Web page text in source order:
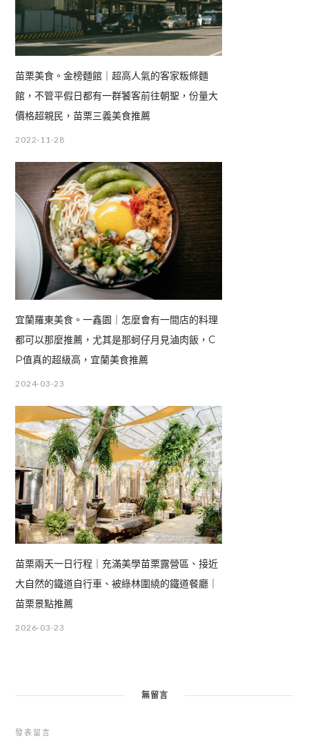
苗栗美食。金榜麵館｜超高人氣的客家粄條麵
館，不管平假日都有一群饕客前往朝聖，份量大
價格超親民，苗栗三義美食推薦
2022-11-28
宜蘭羅東美食。一鑫園｜怎麼會有一間店的料理
都可以那麼推薦，尤其是那蚵仔月見滷肉飯，C
P值真的超級高，宜蘭美食推薦
2024-03-23
苗栗兩天一日行程｜充滿美學苗栗露營區、接近
大自然的鐵道自行車、被綠林圍繞的鐵道餐廳｜
苗栗景點推薦
2026-03-23
無留言
發表留言